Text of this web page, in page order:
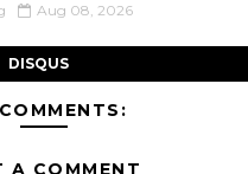
Aug 08, 2026
DISQUS
A COMMENT